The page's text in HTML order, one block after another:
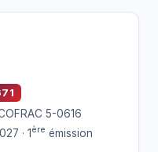
5-0616
· 1ère émission